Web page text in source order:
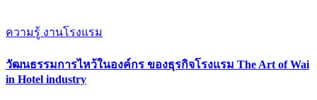
ความรู้ งานโรงแรม
วัฒนธรรมการไหว้ในองค์กร ของธุรกิจโรงแรม The Art of Wai
in Hotel industry